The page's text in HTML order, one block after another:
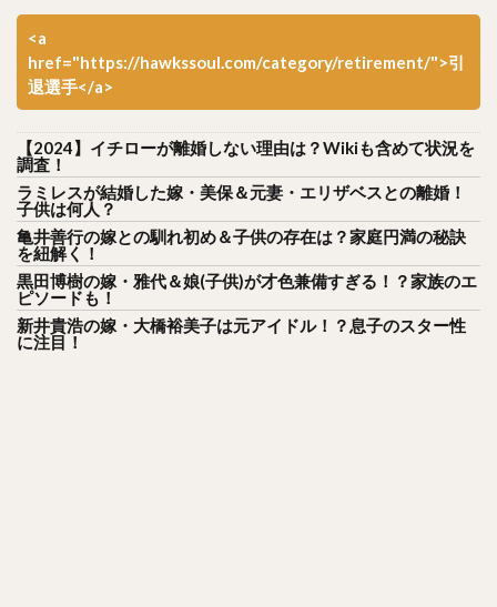
<a
href="https://hawkssoul.com/category/retirement/">引
退選手</a>
【2024】イチローが離婚しない理由は？Wikiも含めて状況を
調査！
ラミレスが結婚した嫁・美保＆元妻・エリザベスとの離婚！
子供は何人？
亀井善行の嫁との馴れ初め＆子供の存在は？家庭円満の秘訣
を紐解く！
黒田博樹の嫁・雅代＆娘(子供)が才色兼備すぎる！？家族のエ
ピソードも！
新井貴浩の嫁・大橋裕美子は元アイドル！？息子のスター性
に注目！